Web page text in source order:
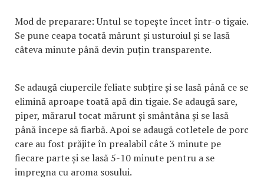
Mod de preparare: Untul se topește încet într-o tigaie.
Se pune ceapa tocată mărunt și usturoiul și se lasă
câteva minute până devin puțin transparente.
Se adaugă ciupercile feliate subțire și se lasă până ce se
elimină aproape toată apă din tigaie. Se adaugă sare,
piper, mărarul tocat mărunt și smântâna și se lasă
până începe să fiarbă. Apoi se adaugă cotletele de porc
care au fost prăjite în prealabil câte 3 minute pe
fiecare parte și se lasă 5-10 minute pentru a se
impregna cu aroma sosului.